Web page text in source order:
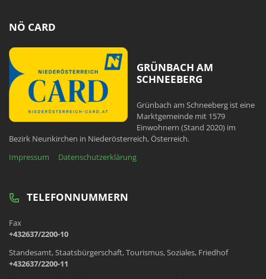
NÖ CARD
GRÜNBACH AM
SCHNEEBERG
Grünbach am Schneeberg ist eine
Marktgemeinde mit 1579
Einwohnern (Stand 2020) im
Bezirk Neunkirchen in Niederösterreich, Österreich.
Impressum
Datenschutzerklärung
TELEFONNUMMERN
Fax
+432637/2200-10
Standesamt, Staatsbürgerschaft, Tourismus, Soziales, Friedhof
+432637/2200-11